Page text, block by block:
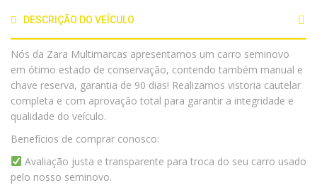
DESCRIÇÃO DO VEÍCULO
Nós da Zara Multimarcas apresentamos um carro seminovo
em ótimo estado de conservação, contendo também manual e
chave reserva, garantia de 90 dias! Realizamos vistoria cautelar
completa e com aprovação total para garantir a integridade e
qualidade do veículo.
Benefícios de comprar conosco:
Avaliação justa e transparente para troca do seu carro usado
pelo nosso seminovo.